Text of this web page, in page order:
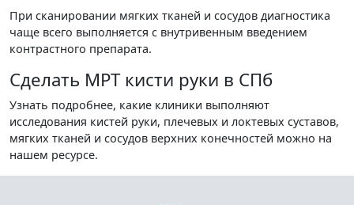
При сканировании мягких тканей и сосудов диагностика
чаще всего выполняется с внутривенным введением
контрастного препарата.
Сделать МРТ кисти руки в СПб
Узнать подробнее, какие клиники выполняют
исследования кистей руки, плечевых и локтевых суставов,
мягких тканей и сосудов верхних конечностей можно на
нашем ресурсе.